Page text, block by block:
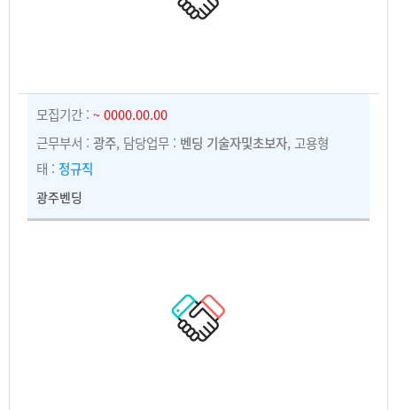
모집기간 : ~ 0000.00.00
근무부서 : 광주, 담당업무 : 벤딩 기술자및초보자, 고용형
태 : 정규직
광주벤딩